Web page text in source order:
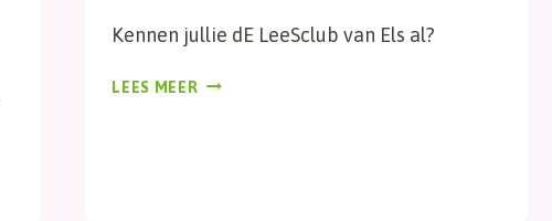
Kennen jullie dE LeeSclub van Els al?
LEES MEER NIEUWE